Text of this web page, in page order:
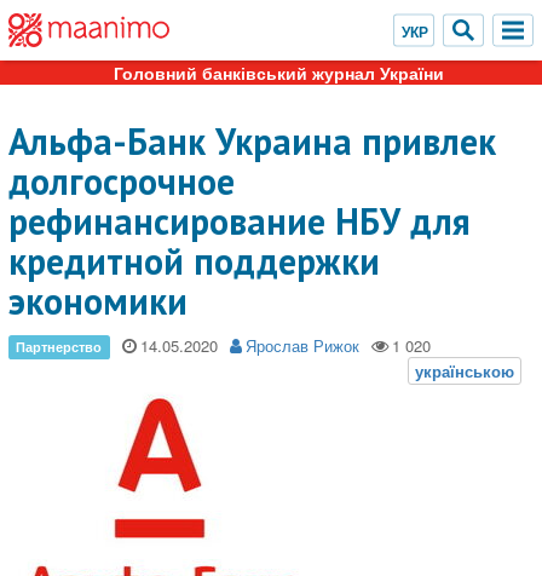
Головний банківський журнал України
Альфа-Банк Украина привлек
долгосрочное
рефинансирование НБУ для
кредитной поддержки
экономики
14.05.2020 Ярослав Рижок